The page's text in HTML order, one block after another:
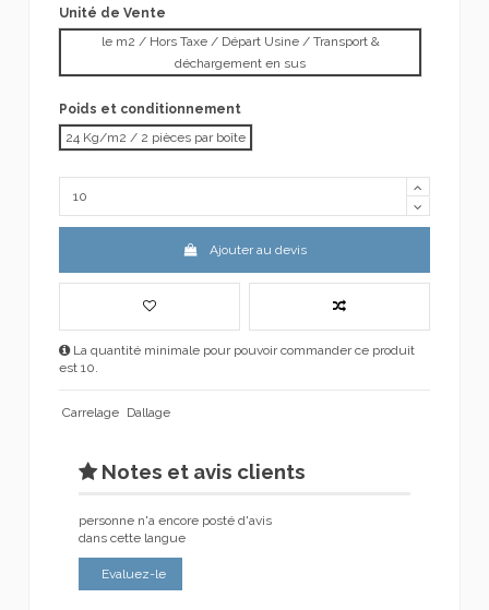
Unité de Vente
le m2 / Hors Taxe / Départ Usine / Transport &
déchargement en sus
Poids et conditionnement
24 Kg/m2 / 2 pièces par boîte
Ajouter au devis
La quantité minimale pour pouvoir commander ce produit
est 10.
Carrelage Dallage
Notes et avis clients
personne n'a encore posté d'avis
dans cette langue
Evaluez-le